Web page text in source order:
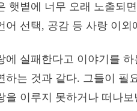
햇볕에 너무 오래 노출되
어 선택, 공감 등 사랑 이
에 실패한다고 이야기를
하는 것과 같다. 그들이 필
을 이루지 못하거나 떠나보